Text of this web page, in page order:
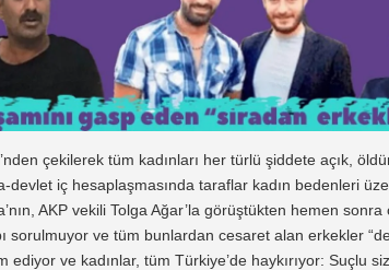
çekilerek tüm kadınları her türlü şiddete açık,
devlet iç hesaplaşmasında taraflar kadın bedenleri
AKP vekili Tolga Ağar’la görüştükten hemen
sorulmuyor ve tüm bunlardan cesaret alan erkekler
ediyor ve kadınlar, tüm Türkiye’de haykırıyor: Suçlu